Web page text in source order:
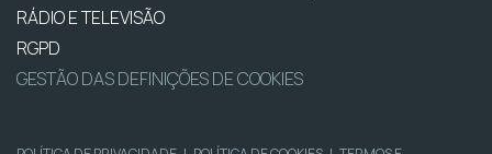
RÁDIO E TELEVISÃO
RGPD
GESTÃO DAS DEFINIÇÕES DE COOKIES